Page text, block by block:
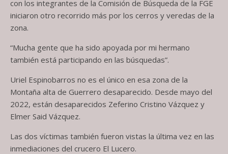
con los integrantes de la Comisión de Búsqueda de la FGE
iniciaron otro recorrido más por los cerros y veredas de la
zona.
“Mucha gente que ha sido apoyada por mi hermano
también está participando en las búsquedas”.
Uriel Espinobarros no es el único en esa zona de la
Montaña alta de Guerrero desaparecido. Desde mayo del
2022, están desaparecidos Zeferino Cristino Vázquez y
Elmer Said Vázquez.
Las dos víctimas también fueron vistas la última vez en las
inmediaciones del crucero El Lucero.